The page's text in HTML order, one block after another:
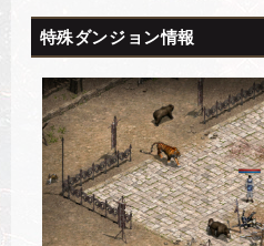
特殊ダンジョン情報